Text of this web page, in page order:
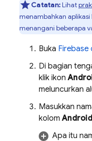
Catatan:Lihat
menambahkan
menangani beberapa
Buka Firebase
Di bagian
klik ikon
meluncurkan
Masukkan
kolom
Apa itu